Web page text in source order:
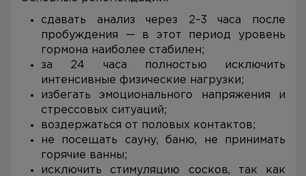
сдавать анализ через 2–3 часа после
пробуждения — в этот период уровень
гормона наиболее стабилен;
за 24 часа полностью исключить
интенсивные физические нагрузки;
избегать эмоционального напряжения и
стрессовых ситуаций;
воздержаться от половых контактов;
не посещать сауну, баню, не принимать
горячие ванны;
исключить стимуляцию сосков, так как